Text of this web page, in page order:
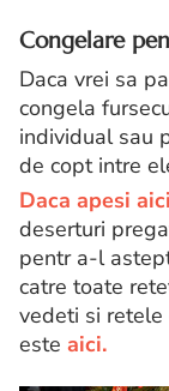
Congelare
Daca vrei sa
congela
individual sau
de copt intre
Daca apesi aici
deserturi
pentr a-l
catre toate
vedeti si
este aici.